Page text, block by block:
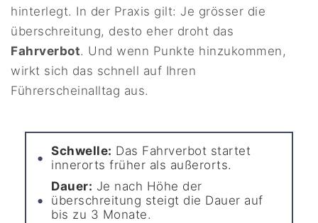
hinterlegt. In der Praxis gilt: Je grösser die
überschreitung, desto eher droht das
Fahrverbot. Und wenn Punkte hinzukommen,
wirkt sich das schnell auf Ihren
Führerscheinalltag aus.
Schwelle: Das Fahrverbot startet
innerorts früher als außerorts.
Dauer: Je nach Höhe der
überschreitung steigt die Dauer auf
bis zu 3 Monate.